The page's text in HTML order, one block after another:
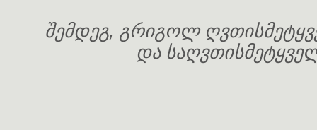
შემდეგ, გრიგოლ
და